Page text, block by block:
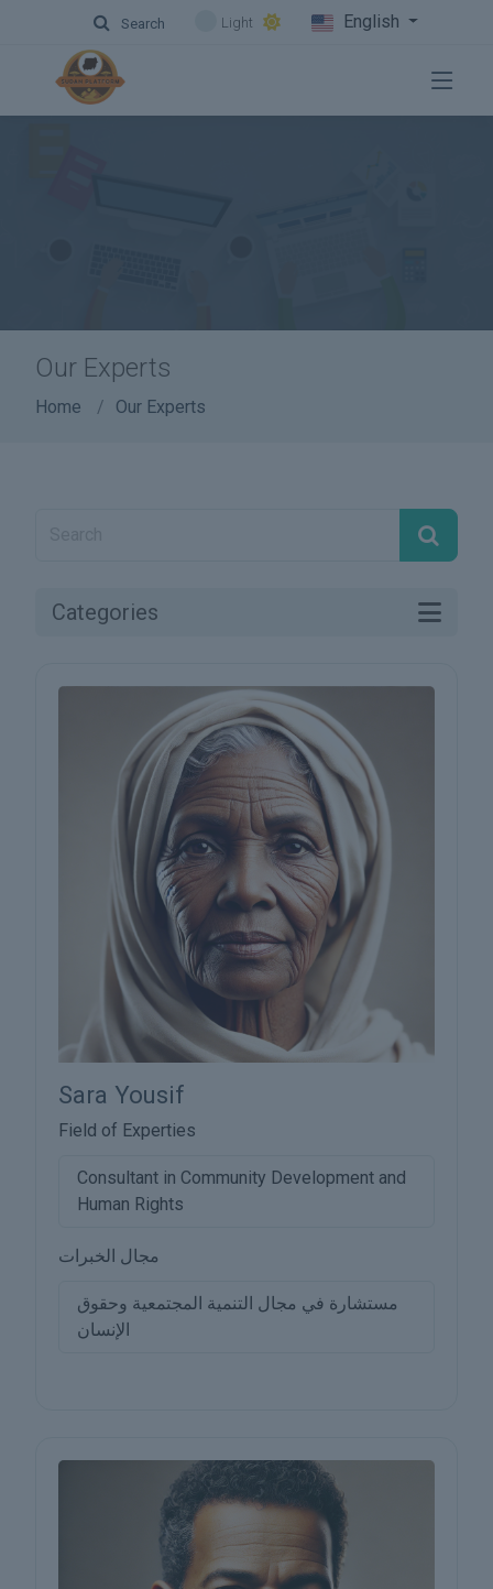
Search Light English
Our Experts
Home Our Experts
Categories
Sara Yousif
Field of Experties
Consultant in Community Development and
Human Rights
مجال الخبرات
مستشارة في مجال التنمية المجتمعية وحقوق
الإنسان